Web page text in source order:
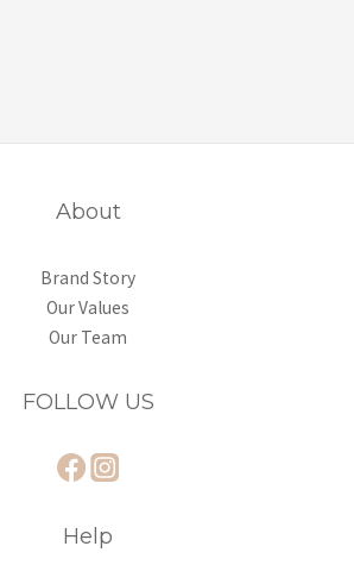
About
Brand Story
Our Values
Our Team
FOLLOW US
Help